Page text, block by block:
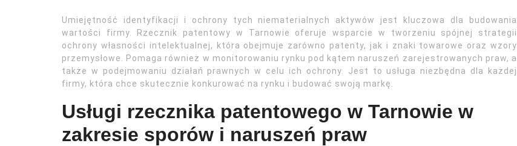
Umiejętność identyfikacji i ochrony tych niematerialnych aktywów jest kluczowa dla budowania
wartości firmy. Rzecznik patentowy w Tarnowie oferuje wsparcie w tworzeniu spójnej strategii
ochrony własności intelektualnej, która obejmuje zarówno patenty, jak i znaki towarowe oraz wzory
przemysłowe. Pomaga również w monitorowaniu rynku pod kątem naruszeń zarejestrowanych praw, a
także w podejmowaniu działań prawnych w celu ich ochrony. Jest to usługa niezbędna dla każdej
firmy, która chce skutecznie konkurować na rynku i budować swoją markę.
Usługi rzecznika patentowego w Tarnowie w
zakresie sporów i naruszeń praw